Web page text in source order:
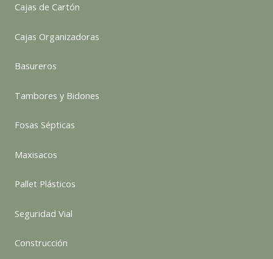
Cajas de Cartón
Cajas Organizadoras
Basureros
Tambores y Bidones
Fosas Sépticas
Maxisacos
Pallet Plásticos
Seguridad Vial
Construcción